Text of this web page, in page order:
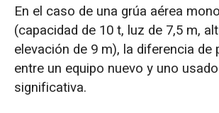
En el caso de una grúa aérea
(capacidad de 10 t, luz de 7,5 m,
elevación de 9 m), la diferencia de
entre un equipo nuevo y uno
significativa.